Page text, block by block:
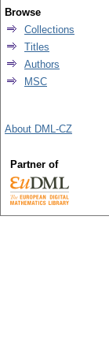
Browse
Collections
Titles
Authors
MSC
About DML-CZ
Partner of